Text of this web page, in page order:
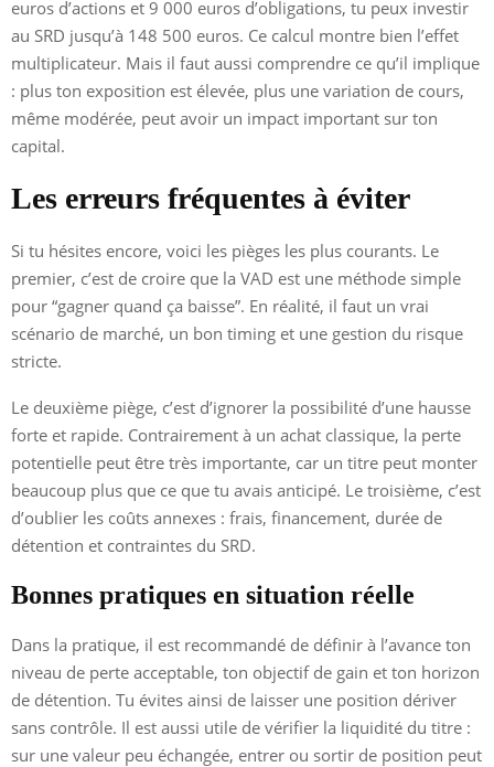
euros d’actions et 9 000 euros d’obligations, tu peux investir
au SRD jusqu’à 148 500 euros. Ce calcul montre bien l’effet
multiplicateur. Mais il faut aussi comprendre ce qu’il implique
: plus ton exposition est élevée, plus une variation de cours,
même modérée, peut avoir un impact important sur ton
capital.
Les erreurs fréquentes à éviter
Si tu hésites encore, voici les pièges les plus courants. Le
premier, c’est de croire que la VAD est une méthode simple
pour “gagner quand ça baisse”. En réalité, il faut un vrai
scénario de marché, un bon timing et une gestion du risque
stricte.
Le deuxième piège, c’est d’ignorer la possibilité d’une hausse
forte et rapide. Contrairement à un achat classique, la perte
potentielle peut être très importante, car un titre peut monter
beaucoup plus que ce que tu avais anticipé. Le troisième, c’est
d’oublier les coûts annexes : frais, financement, durée de
détention et contraintes du SRD.
Bonnes pratiques en situation réelle
Dans la pratique, il est recommandé de définir à l’avance ton
niveau de perte acceptable, ton objectif de gain et ton horizon
de détention. Tu évites ainsi de laisser une position dériver
sans contrôle. Il est aussi utile de vérifier la liquidité du titre :
sur une valeur peu échangée, entrer ou sortir de position peut